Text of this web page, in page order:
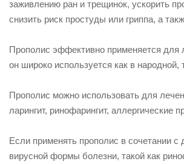
заживлению ран и трещинок, ускорить
снизить риск простуды или гриппа, а
Прополис эффективно применяется для
он широко используется как в
Прополис можно использовать для
ларингит, ринофарингит, аллергические
Если применять прополис в сочетании
вирусной формы болезни, такой как